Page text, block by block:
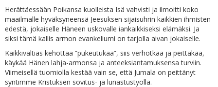
Herättäessään Poikansa kuolleista Isä vahvisti ja ilmoitti koko
maailmalle hyväksyneensä Jeesuksen sijaisuhrin kaikkien ihmisten
edestä, jokaiselle Häneen uskovalle iankaikkiseksi elämäksi. Ja
siksi tämä kallis armon evankeliumi on tarjolla aivan jokaiselle.
Kaikkivaltias kehottaa ”pukeutukaa”, siis verhotkaa ja peittäkää,
käykää Hänen lahja-armonsa ja anteeksiantamuksensa turviin.
Viimeisellä tuomiolla kestää vain se, että Jumala on peittänyt
syntimme Kristuksen sovitus- ja lunastustyöllä.